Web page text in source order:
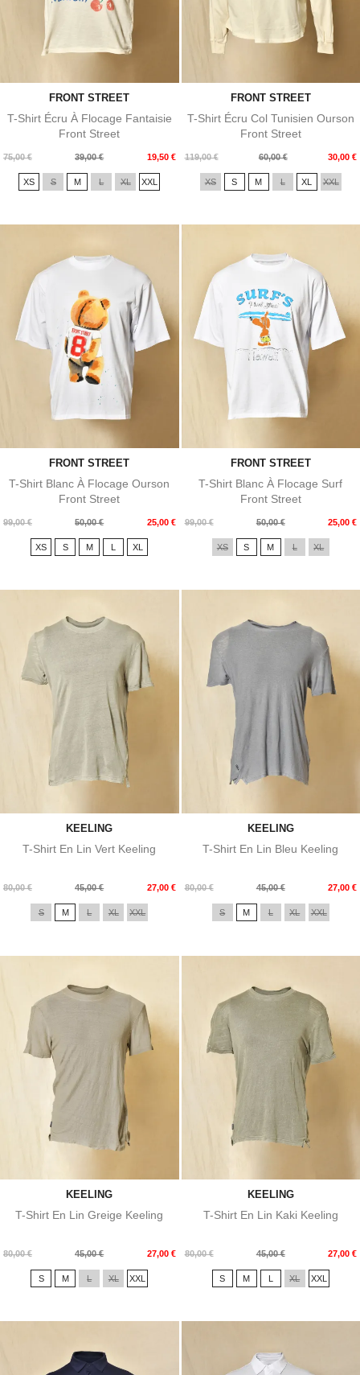
FRONT STREET
T-Shirt Écru À Flocage Fantaisie
Front Street
75,00 €
Prix
base
39,00 € 19,50 €
Prix
XS S M L XL XXL
FRONT STREET
T-Shirt Écru Col Tunisien Ourson
Front Street
119,00 €
Prix
60,00 € 30,00 €
Prix
XS S M L XL XXL
FRONT STREET
T-Shirt Blanc À Flocage Ourson
Front Street
99,00 €
Prix
50,00 € 25,00 €
Prix
XS S M L XL
FRONT STREET
T-Shirt Blanc À Flocage Surf
Front Street
99,00 €
Prix
50,00 € 25,00 €
Prix
XS S M L XL
KEELING
T-Shirt En Lin Vert Keeling
80,00 €
Prix
45,00 € 27,00 €
Prix
S M L XL XXL
KEELING
T-Shirt En Lin Bleu Keeling
80,00 €
Prix
45,00 € 27,00 €
Prix
S M L XL XXL
KEELING
T-Shirt En Lin Greige Keeling
80,00 €
Prix
45,00 € 27,00 €
Prix
S M L XL XXL
KEELING
T-Shirt En Lin Kaki Keeling
80,00 €
Prix
45,00 € 27,00 €
Prix
S M L XL XXL